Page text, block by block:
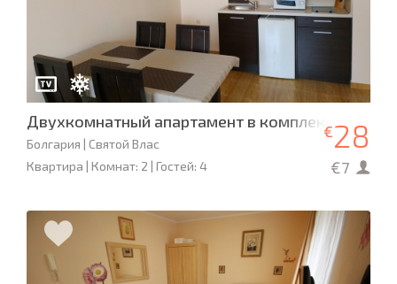
Двухкомнатный апартамент в комплексе Magic
Болгария | Святой Влас
Квартира | Комнат: 2 | Гостей: 4
€28
€7